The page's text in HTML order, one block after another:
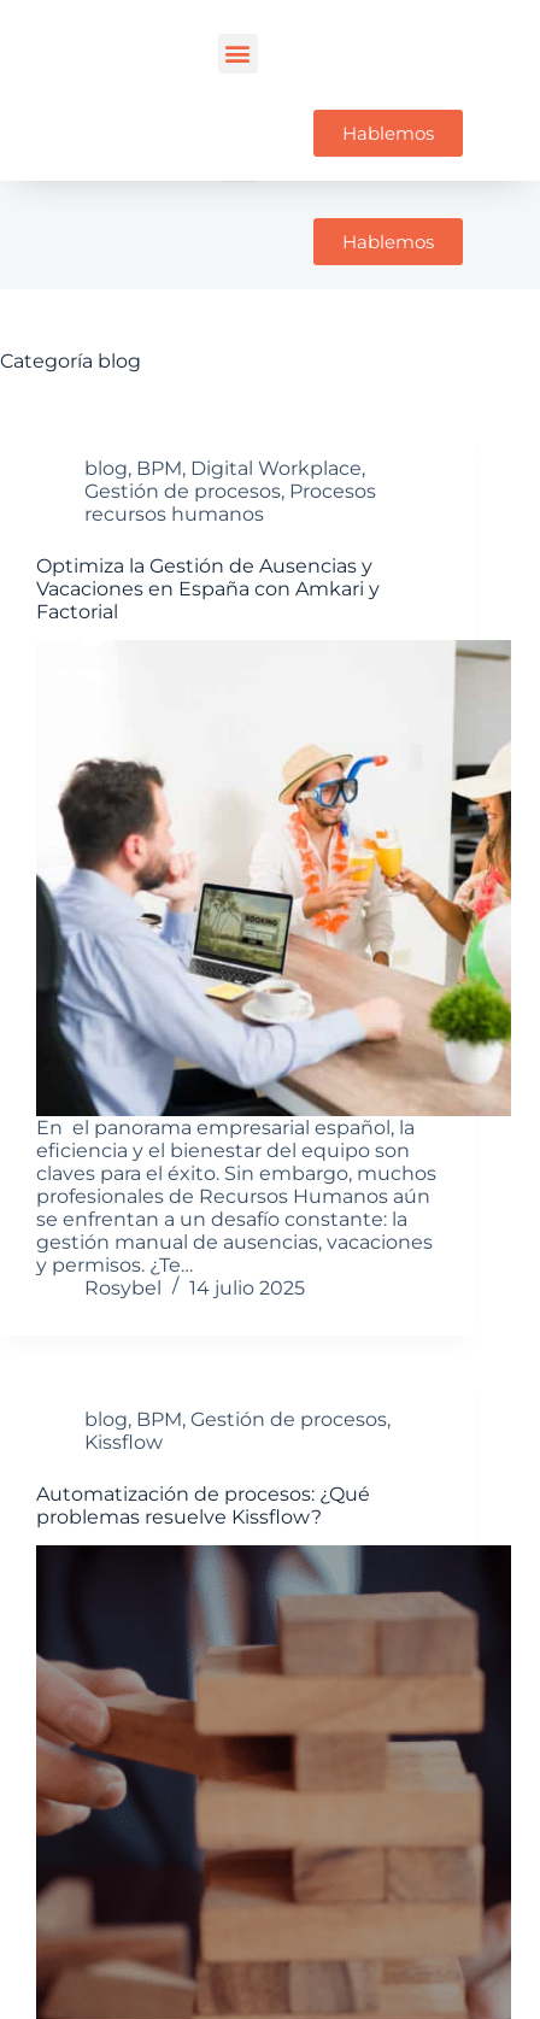
Hablemos
Hablemos
Categoría blog
blog, BPM, Digital Workplace,
Gestión de procesos, Procesos
recursos humanos
Optimiza la Gestión de Ausencias y
Vacaciones en España con Amkari y
Factorial
En el panorama empresarial español, la
eficiencia y el bienestar del equipo son
claves para el éxito. Sin embargo, muchos
profesionales de Recursos Humanos aún
se enfrentan a un desafío constante: la
gestión manual de ausencias, vacaciones
y permisos. ¿Te…
Rosybel
14 julio 2025
blog, BPM, Gestión de procesos,
Kissflow
Automatización de procesos: ¿Qué
problemas resuelve Kissflow?